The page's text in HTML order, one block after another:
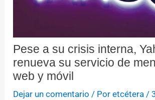
Pese a su crisis interna,
renueva su servicio de
web y móvil
Dejar un comentario / Poretcétera /